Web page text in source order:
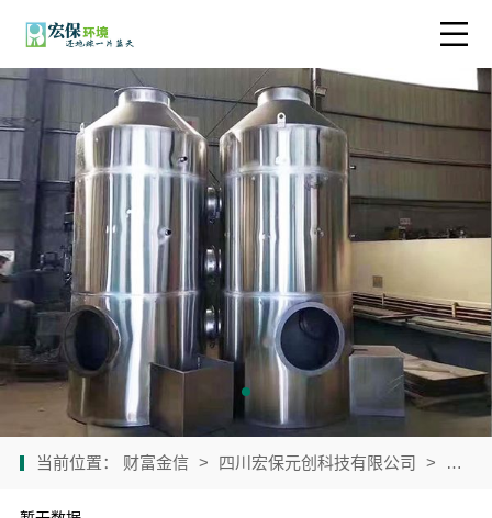
当前位置： 财富金信 > 四川宏保元创科技有限公司 > 公司